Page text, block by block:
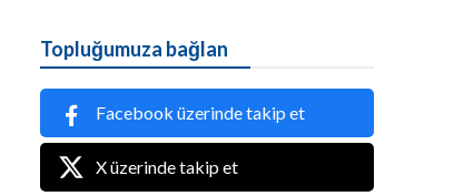
Topluğumuza bağlan
Facebook üzerinde takip et
X üzerinde takip et